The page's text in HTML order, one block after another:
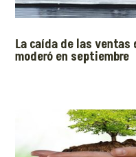
La caída de las ventas
moderó en septiembre